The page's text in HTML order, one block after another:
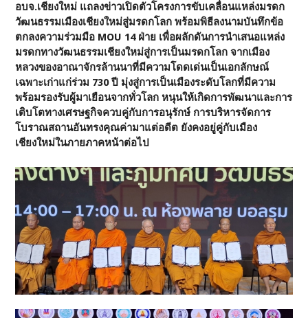
อบจ.เชียงใหม่ แถลงข่าวเปิดตัวโครงการขับเคลื่อนแหล่งมรดก
วัฒนธรรมเมืองเชียงใหม่สู่มรดกโลก พร้อมพิธีลงนามบันทึกข้อ
ตกลงความร่วมมือ MOU 14 ฝ่าย เพื่อผลักดันการนำเสนอแหล่ง
มรดกทางวัฒนธรรมเชียงใหม่สู่การเป็นมรดกโลก จากเมือง
หลวงของอาณาจักรล้านนาที่มีความโดดเด่นเป็นเอกลักษณ์
เฉพาะเก่าแก่ร่วม 730 ปี มุ่งสู่การเป็นเมืองระดับโลกที่มีความ
พร้อมรองรับผู้มาเยือนจากทั่วโลก หนุนให้เกิดการพัฒนาและการ
เติบโตทางเศรษฐกิจควบคู่กับการอนุรักษ์ การบริหารจัดการ
โบราณสถานอันทรงคุณค่ามาแต่อดีต ยังคงอยู่คู่กับเมือง
เชียงใหม่ในภายภาคหน้าต่อไป